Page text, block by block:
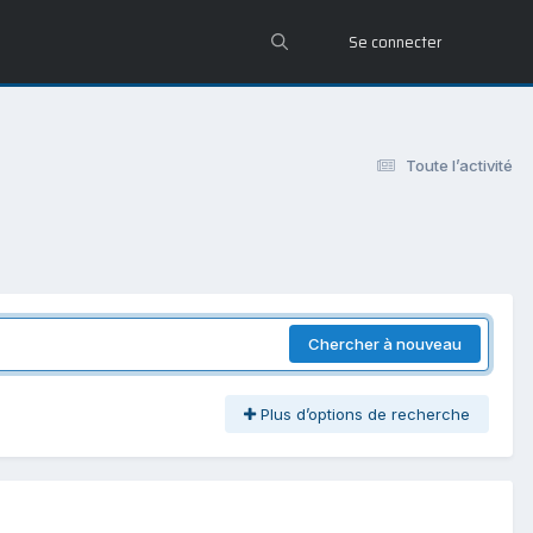
Se connecter
Toute l’activité
Chercher à nouveau
Plus d’options de recherche